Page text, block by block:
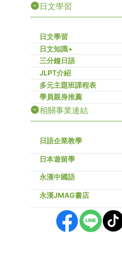
日文學習
日文學習
日文知識+
三分鐘日語
JLPT介紹
多元主題班課程表
學員親身推薦
相關事業連結
日語企業教學
日本遊留學
永漢中國語
永漢JMAG書店